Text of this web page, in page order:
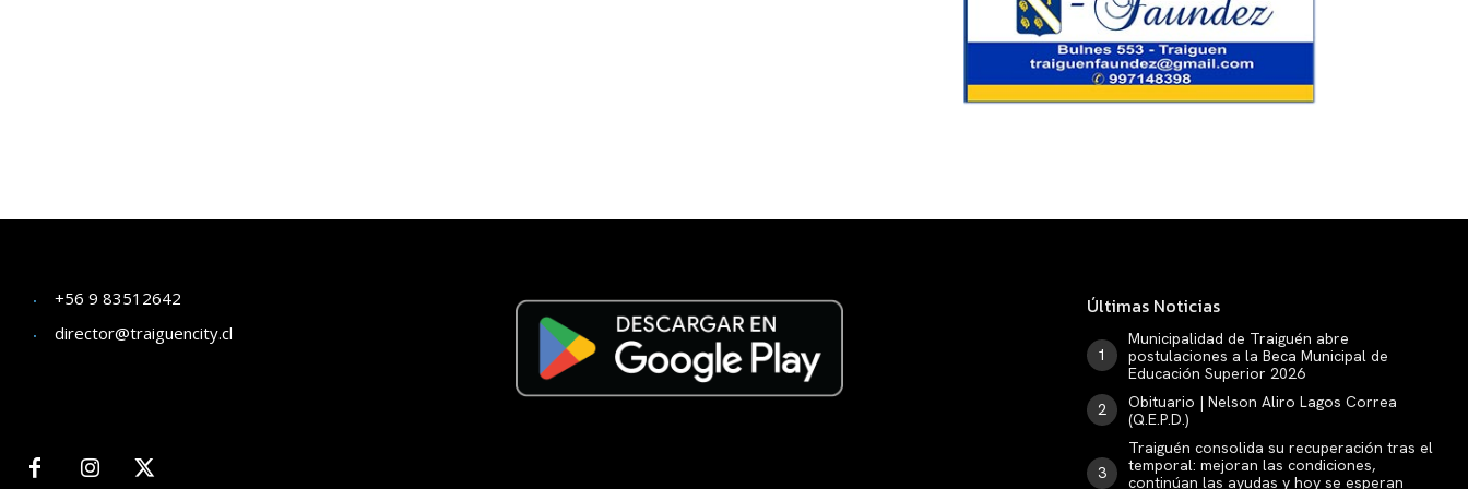
+56 9 83512642
director@traiguencity.cl
Últimas Noticias
Municipalidad de Traiguén abre
postulaciones a la Beca Municipal de
Educación Superior 2026
Obituario | Nelson Aliro Lagos Correa
(Q.E.P.D.)
Traiguén consolida su recuperación tras el
temporal: mejoran las condiciones,
continúan las ayudas y hoy se esperan